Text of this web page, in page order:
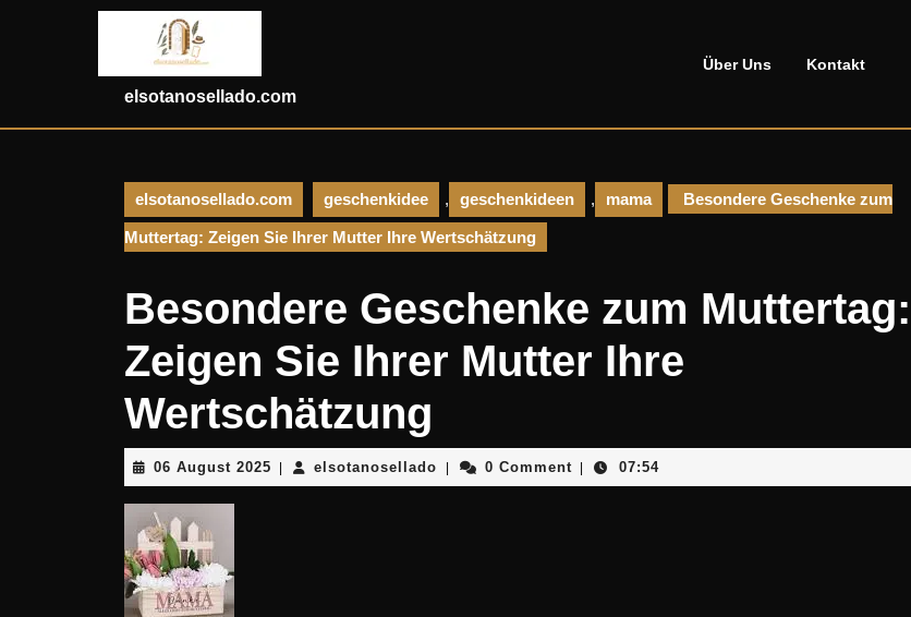
elsotanosellado.com
Über Uns Kontakt
elsotanosellado.com geschenkidee , geschenkideen , mama Besondere Geschenke zum
Muttertag: Zeigen Sie Ihrer Mutter Ihre Wertschätzung
Besondere Geschenke zum Muttertag:
Zeigen Sie Ihrer Mutter Ihre
Wertschätzung
06 August 2025 06
August
elsotanosellado elsotanosellado
0 Comment 07:54